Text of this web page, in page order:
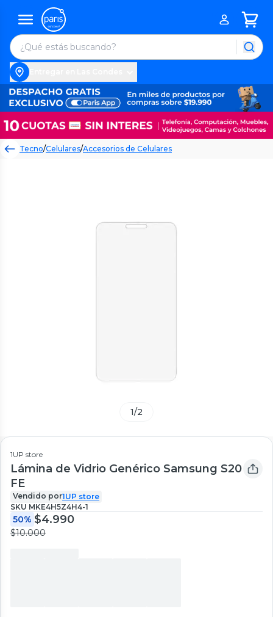
Tecno/Celulares/Accesorios de Celulares
1/2
1UP store
Lámina de Vidrio Genérico Samsung S20
FE
Vendido por1UP store
SKU MKE4H5Z4H4-1
50% $4.990
$10.000